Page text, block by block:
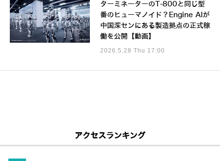
ターミネーターのT-800と同じ型
番のヒューマノイド？Engine AIが
中国深センにある製造拠点の正式稼
働を公開【動画】
2026.5.28 Thu 17:00
アクセスランキング